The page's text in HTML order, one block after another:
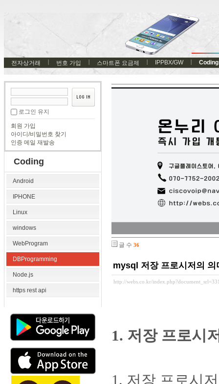
전자상거래 번호 가입 스마트폰 요금제 IPPBX/GW Coding
로그인 유지
회원 가입
아이디/비밀번호 찾기
인증 메일 재발송
Coding
Android
IPHONE
Linux
windows
WebProgram
DBProgramming
Node.js
https rest api
글 수 36
mysql 저장 프로시저의 의
http://webs.co.kr/
1. 저장 프로시
1. 저장 프로시